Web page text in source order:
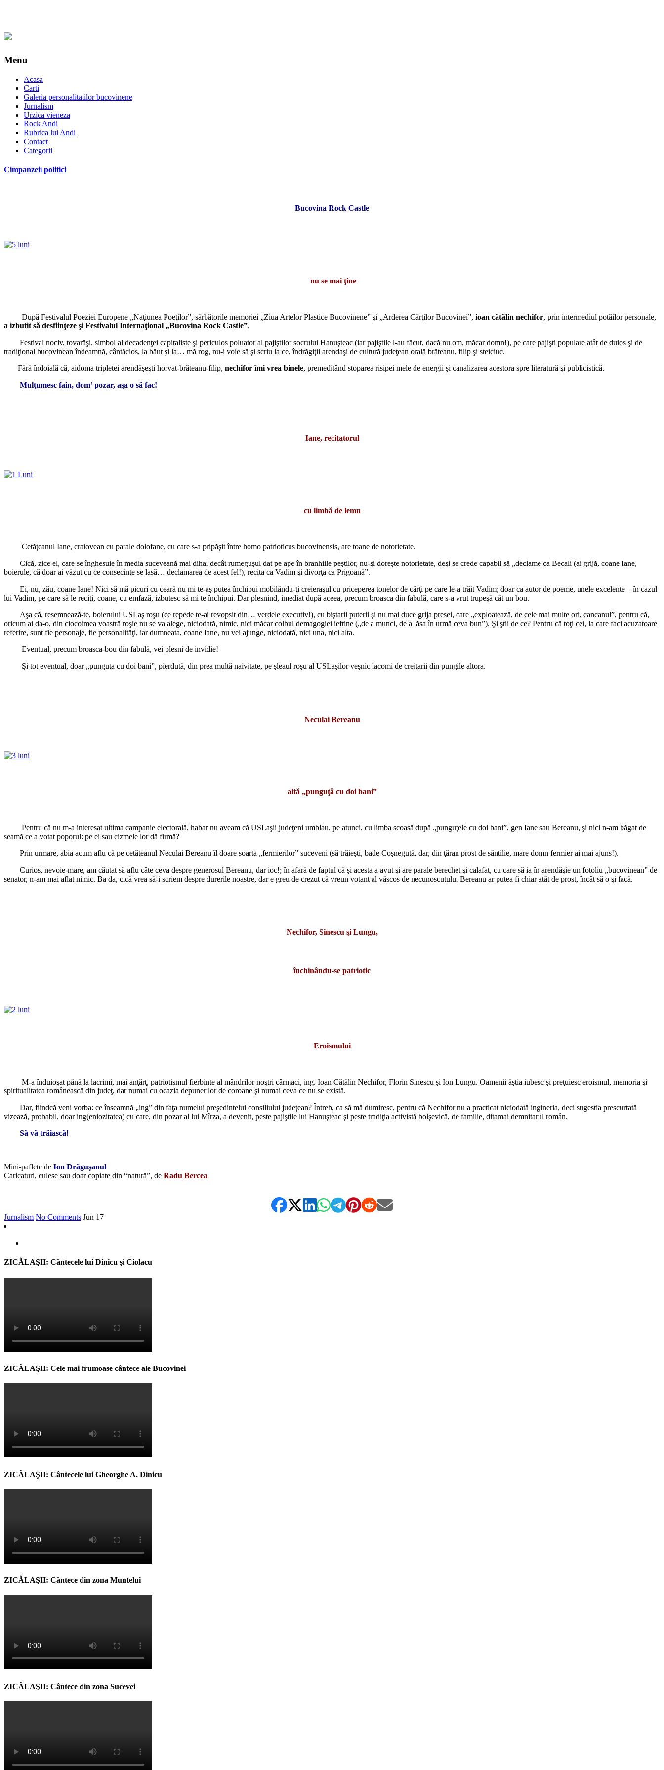
Menu
Acasa
Carti
Galeria personalitatilor bucovinene
Jurnalism
Urzica vieneza
Rock Andi
Rubrica lui Andi
Contact
Categorii
Cimpanzeii politici
Bucovina Rock Castle
nu se mai ţine
După Festivalul Poeziei Europene „Naţiunea Poeţilor”, sărbătorile memoriei „Ziua Artelor Plastice Bucovinene” şi „Arderea Cărţilor Bucovinei”, ioan cătălin nechifor, prin intermediul potăilor personale,
a izbutit să desfiinţeze şi Festivalul Internaţional „Bucovina Rock Castle”.
Festival nociv, tovarăşi, simbol al decadenţei capitaliste şi periculos poluator al pajiştilor socrului Hanuşteac (iar pajiştile l-au făcut, dacă nu om, măcar domn!), pe care pajişti populare atât de duios şi de
tradiţional bucovinean îndeamnă, cântăcios, la băut şi la… mă rog, nu-i voie să şi scriu la ce, îndrăgiţii arendaşi de cultură judeţean orală brăteanu, filip şi steiciuc.
Fără îndoială că, aidoma tripletei arendăşeşti horvat-brăteanu-filip, nechifor îmi vrea binele, premeditând stoparea risipei mele de energii şi canalizarea acestora spre literatură şi publicistică.
Mulţumesc fain, dom’ pozar, aşa o să fac!
Iane, recitatorul
cu limbă de lemn
Cetăţeanul Iane, craiovean cu parale dolofane, cu care s-a pripăşit între homo patrioticus bucovinensis, are toane de notorietate.
Cică, zice el, care se înghesuie în media suceveană mai dihai decât rumeguşul dat pe ape în branhiile peştilor, nu-şi doreşte notorietate, deşi se crede capabil să „declame ca Becali (ai grijă, coane Iane,
boierule, că doar ai văzut cu ce consecinţe se lasă… declamarea de acest fel!), recita ca Vadim şi divorţa ca Prigoană”.
Ei, nu, zău, coane Iane! Nici să mă picuri cu ceară nu mi te-aş putea închipui mobilându-ţi creieraşul cu priceperea tonelor de cărţi pe care le-a trăit Vadim; doar ca autor de poeme, unele excelente – în cazul
lui Vadim, pe care să le reciţi, coane, cu emfază, izbutesc să mi te închipui. Dar plesnind, imediat după aceea, precum broasca din fabulă, care s-a vrut trupeşă cât un bou.
Aşa că, resemnează-te, boierului USLaş roşu (ce repede te-ai revopsit din… verdele executiv!), cu biştarii puterii şi nu mai duce grija presei, care „exploatează, de cele mai multe ori, cancanul”, pentru că,
oricum ai da-o, din ciocoimea voastră roşie nu se va alege, niciodată, nimic, nici măcar colbul demagogiei ieftine („de a munci, de a lăsa în urmă ceva bun”). Şi ştii de ce? Pentru că toţi cei, la care faci acuzatoare
referire, sunt fie personaje, fie personalităţi, iar dumneata, coane Iane, nu vei ajunge, niciodată, nici una, nici alta.
Eventual, precum broasca-bou din fabulă, vei plesni de invidie!
Şi tot eventual, doar „punguţa cu doi bani”, pierdută, din prea multă naivitate, pe şleaul roşu al USLaşilor veşnic lacomi de creiţarii din pungile altora.
Neculai Bereanu
altă „punguţă cu doi bani”
Pentru că nu m-a interesat ultima campanie electorală, habar nu aveam că USLaşii judeţeni umblau, pe atunci, cu limba scoasă după „punguţele cu doi bani”, gen Iane sau Bereanu, şi nici n-am băgat de
seamă ce a votat poporul: pe ei sau cizmele lor dă firmă?
Prin urmare, abia acum aflu că pe cetăţeanul Neculai Bereanu îl doare soarta „fermierilor” suceveni (să trăieşti, bade Coşneguţă, dar, din ţăran prost de sântilie, mare domn fermier ai mai ajuns!).
Curios, nevoie-mare, am căutat să aflu câte ceva despre generosul Bereanu, dar ioc!; în afară de faptul că şi acesta a avut şi are parale berechet şi calafat, cu care să ia în arendăşie un fotoliu „bucovinean” de
senator, n-am mai aflat nimic. Ba da, cică vrea să-i scriem despre durerile noastre, dar e greu de crezut că vreun votant al vâscos de necunoscutului Bereanu ar putea fi chiar atât de prost, încât să o şi facă.
Nechifor, Sinescu şi Lungu,
închinându-se patriotic
Eroismului
M-a înduioşat până la lacrimi, mai anţărţ, patriotismul fierbinte al mândrilor noştri cârmaci, ing. Ioan Cătălin Nechifor, Florin Sinescu şi Ion Lungu. Oamenii ăştia iubesc şi preţuiesc eroismul, memoria şi
spiritualitatea românească din judeţ, dar numai cu ocazia depunerilor de coroane şi numai ceva ce nu se există.
Dar, fiindcă veni vorba: ce înseamnă „ing” din faţa numelui preşedintelui consiliului judeţean? Întreb, ca să mă dumiresc, pentru că Nechifor nu a practicat niciodată ingineria, deci sugestia prescurtată
vizează, probabil, doar ing(eniozitatea) cu care, din pozar al lui Mîrza, a devenit, peste pajiştile lui Hanuşteac şi peste tradiţia activistă bolşevică, de familie, ditamai demnitarul român.
Să vă trăiască!
Mini-paflete de Ion Drăguşanul
Caricaturi, culese sau doar copiate din “natură”, de Radu Bercea
Jurnalism No Comments Jun 17
ZICĂLAŞII: Cântecele lui Dinicu şi Ciolacu
ZICĂLAŞII: Cele mai frumoase cântece ale Bucovinei
ZICĂLAŞII: Cântecele lui Gheorghe A. Dinicu
ZICĂLAŞII: Cântece din zona Muntelui
ZICĂLAŞII: Cântece din zona Sucevei